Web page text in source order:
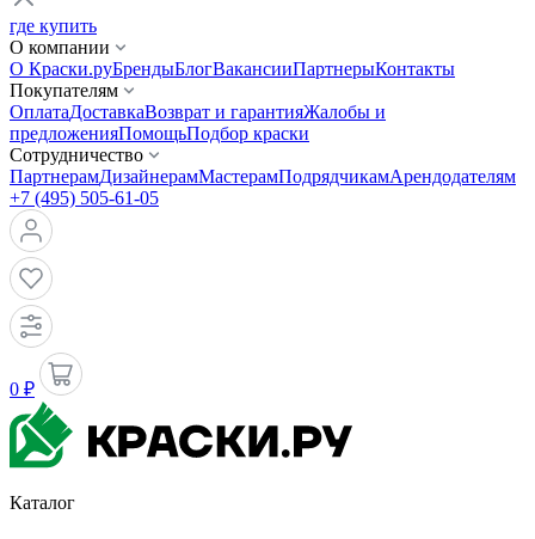
где купить
О компании
О Краски.руБрендыБлогВакансииПартнерыКонтакты
Покупателям
ОплатаДоставкаВозврат и гарантияЖалобы и
предложенияПомощьПодбор краски
Сотрудничество
ПартнерамДизайнерамМастерамПодрядчикамАрендодателям
+7 (495) 505-61-05
0 ₽
Каталог